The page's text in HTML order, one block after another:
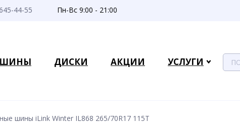
44-55 Пн-Вс 9:00 - 21:00
ШИНЫ ДИСКИ АКЦИИ УСЛУГИ
шины iLink Winter IL868 265/70R17 115T